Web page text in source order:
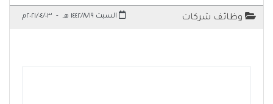
وظائف شركات السبت ١٤٤٢/٨/١٩ هـ - ٢٠٢١/٠٤/٠٣م